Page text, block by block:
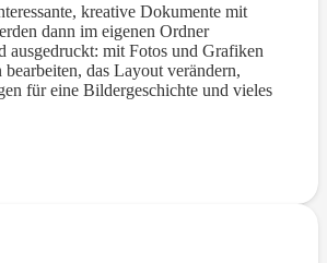
kreative Dokumente mit
dann im eigenen Ordner
ausgedruckt: mit Fotos und Grafiken
bearbeiten, das Layout verändern,
für eine Bildergeschichte und vieles